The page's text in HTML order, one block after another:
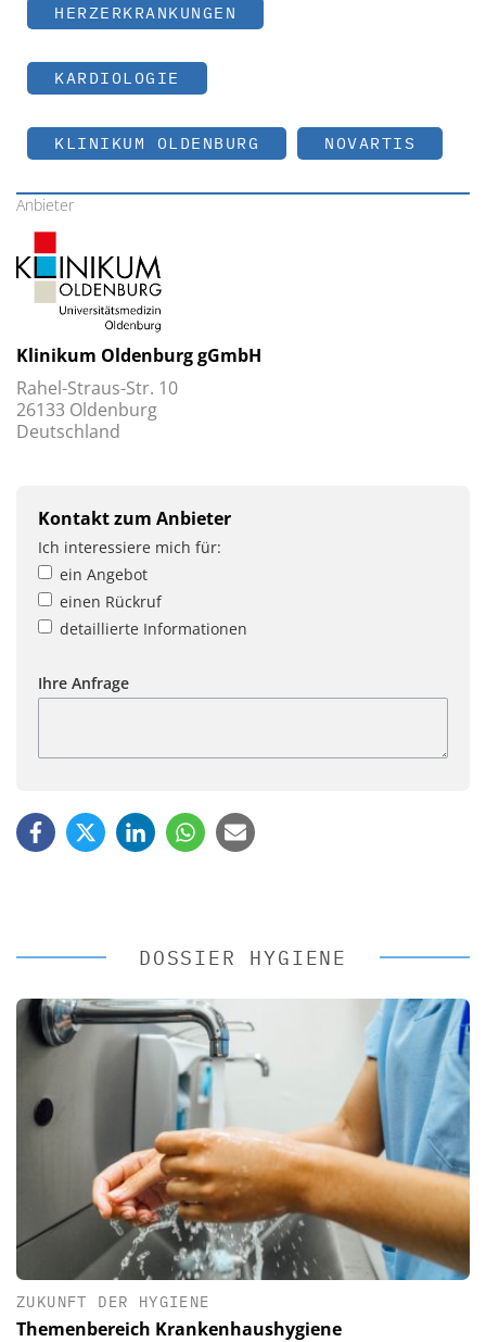
HERZERKRANKUNGEN
KARDIOLOGIE
KLINIKUM OLDENBURG NOVARTIS
Anbieter
Klinikum Oldenburg gGmbH
Rahel-Straus-Str. 10
26133 Oldenburg
Deutschland
Kontakt zum Anbieter
Ich interessiere mich für:
ein Angebot
einen Rückruf
detaillierte Informationen
Ihre Anfrage
DOSSIER HYGIENE
ZUKUNFT DER HYGIENE
Themenbereich Krankenhaushygiene